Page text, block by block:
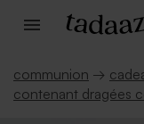
communion →
contenant dragées